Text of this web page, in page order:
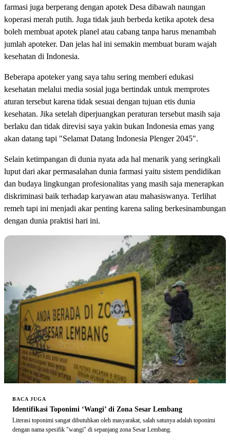
farmasi juga berperang dengan apotek Desa dibawah naungan
koperasi merah putih. Juga tidak jauh berbeda ketika apotek desa
boleh membuat apotek planel atau cabang tanpa harus menambah
jumlah apoteker. Dan jelas hal ini semakin membuat buram wajah
kesehatan di Indonesia.
Beberapa apoteker yang saya tahu sering memberi edukasi
kesehatan melalui media sosial juga bertindak untuk memprotes
aturan tersebut karena tidak sesuai dengan tujuan etis dunia
kesehatan. Jika setelah diperjuangkan peraturan tersebut masih saja
berlaku dan tidak direvisi saya yakin bukan Indonesia emas yang
akan datang tapi "Selamat Datang Indonesia Plenger 2045".
Selain ketimpangan di dunia nyata ada hal menarik yang seringkali
luput dari akar permasalahan dunia farmasi yaitu sistem pendidikan
dan budaya lingkungan profesionalitas yang masih saja menerapkan
diskriminasi baik terhadap karyawan atau mahasiswanya. Terlihat
remeh tapi ini menjadi akar penting karena saling berkesinambungan
dengan dunia praktisi hari ini.
BACA JUGA
Identifikasi Toponimi ‘Wangi’ di Zona Sesar Lembang
Literasi toponimi sangat dibutuhkan oleh masyarakat, salah satunya adalah toponimi
dengan nama spesifik "wangi" di sepanjang zona Sesar Lembang.